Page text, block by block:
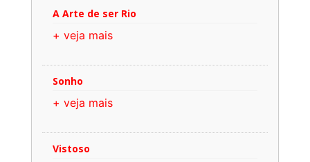
A Arte de ser Rio
+ veja mais
Sonho
+ veja mais
Vistoso